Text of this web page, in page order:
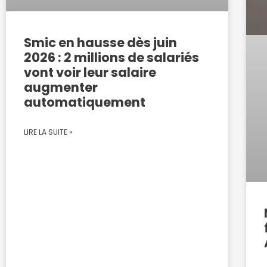
Smic en hausse dès juin
2026 : 2 millions de salariés
vont voir leur salaire
augmenter
automatiquement
LIRE LA SUITE »